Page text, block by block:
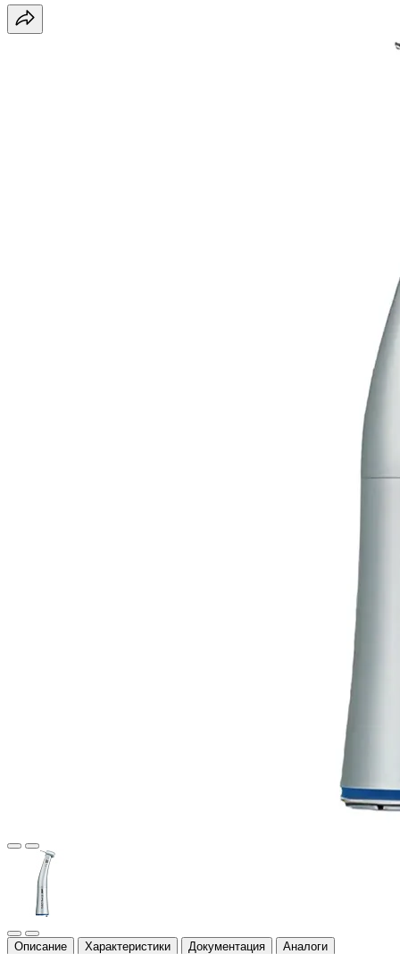
Описание Характеристики Документация
Аналоги